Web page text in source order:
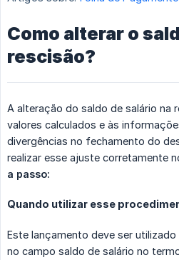
Como alterar o
rescisão?
A alteração do saldo de salário na
valores calculados e às
divergências no fechamento do
realizar esse ajuste corretamente
a passo:
Quando utilizar esse
Este lançamento deve ser
no campo saldo de salário no